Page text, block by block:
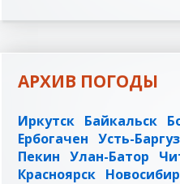
АРХИВ ПОГОДЫ
Иркутск Байкальск
Ербогачен Усть-
Пекин Улан-Батор
Красноярск